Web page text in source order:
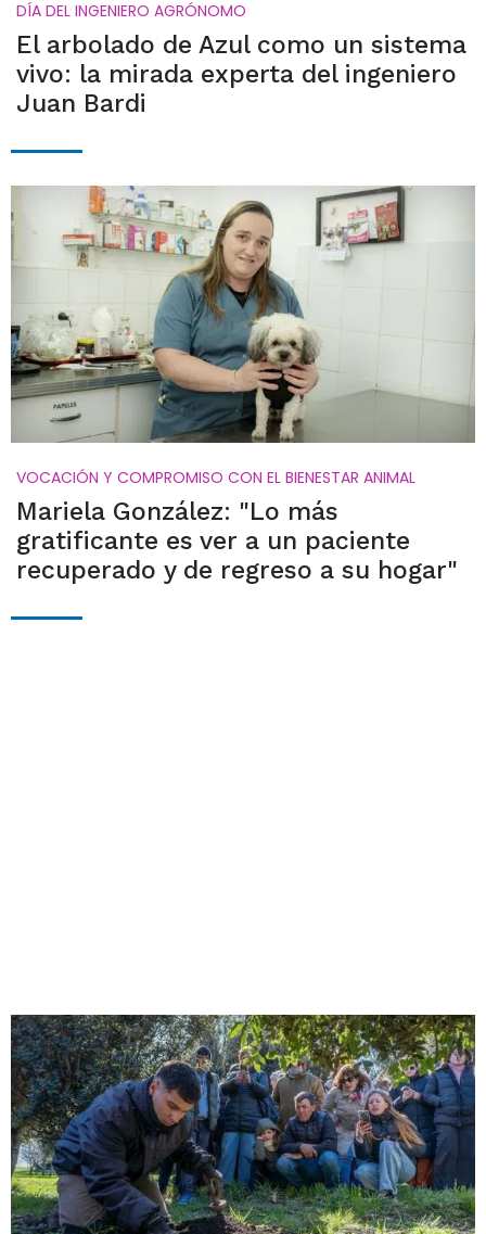
DÍA DEL INGENIERO AGRÓNOMO
El arbolado de Azul como un sistema
vivo: la mirada experta del ingeniero
Juan Bardi
VOCACIÓN Y COMPROMISO CON EL BIENESTAR ANIMAL
Mariela González: "Lo más
gratificante es ver a un paciente
recuperado y de regreso a su hogar"